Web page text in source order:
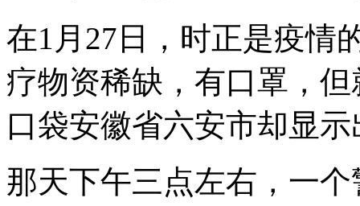
在1月27日，时正是疫
疗物资稀缺，有口罩，
口袋安徽省六安市却显
那天下午三点左右，一